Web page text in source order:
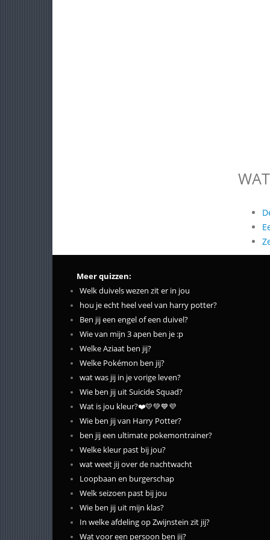
Meer quizzen:
Welk duivels wezen zit er in jou
hou je echt heel veel van harry potter?
Ben jij een engel of een duivel?
Wie van mijn 3 apen ben je :p
Welke Aziaat ben jij?
Welke Pokémon ben jij?
wat was jij in je vorige leven?
Wie ben jij uit Suicide Squad?
Wat is jou kleur?❤️💛💚💙💜
Wie ben jij van Harry Potter?
ben jij een ultimate pokemontrainer?
Welke kleur past bij jou?
wat weet jij over de nachtwacht
Loopbaan en burgerschap
Welk seizoen past bij jou
Wie ben jij uit mijn klas?
In welke afdeling op Zwijnstein zit jij?
Wat voor een persoon ben jij?